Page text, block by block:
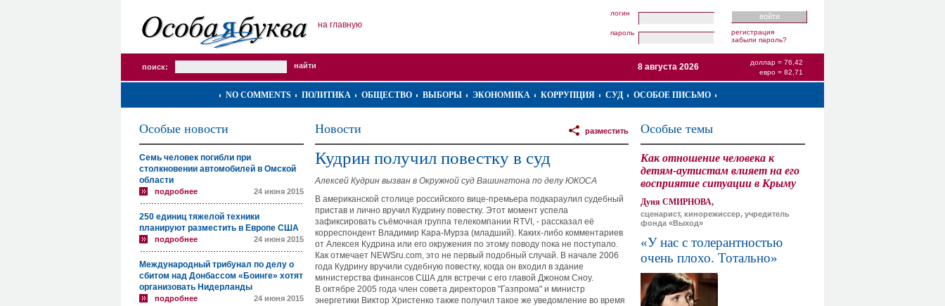
на главную
логин
пароль
регистрация
забыли пароль?
поиск:
доллар = 76,42
евро = 82,71
8 августа 2026
NO COMMENTS ПОЛИТИКА ОБЩЕСТВО ВЫБОРЫ ЭКОНОМИКА КОРРУПЦИЯ СУД ОСОБОЕ ПИСЬМО
Особые новости
Семь человек погибли при
столкновении автомобилей в Омской
области
подробнее 24 июня 2015
250 единиц тяжелой техники
планируют разместить в Европе США
подробнее 24 июня 2015
Международный трибунал по делу о
сбитом над Донбассом «Боинге» хотят
организовать Нидерланды
подробнее 24 июня 2015
Новости разместить
Кудрин получил повестку в суд
Алексей Кудрин вызван в Окружной суд Вашингтона по делу ЮКОСА
В американской столице российского вице-премьера подкараулил судебный
пристав и лично вручил Кудрину повестку. Этот момент успела
зафиксировать съёмочная группа телекомпании RTVI, - рассказал её
корреспондент Владимир Кара-Мурза (младший). Каких-либо комментариев
от Алексея Кудрина или его окружения по этому поводу пока не поступало.
Как отмечает NEWSru.com, это не первый подобный случай. В начале 2006
года Кудрину вручили судебную повестку, когда он входил в здание
министерства финансов США для встречи с его главой Джоном Сноу.
В октябре 2005 года член совета директоров "Газпрома" и министр
энергетики Виктор Христенко также получил такое же уведомление во время
Особые темы
Как отношение человека к
детям-аутистам влияет на его
восприятие ситуации в Крыму
Дуня СМИРНОВА,
сценарист, кинорежиссер, учредитель
фонда «Выход»
«У нас с толерантностью
очень плохо. Тотально»